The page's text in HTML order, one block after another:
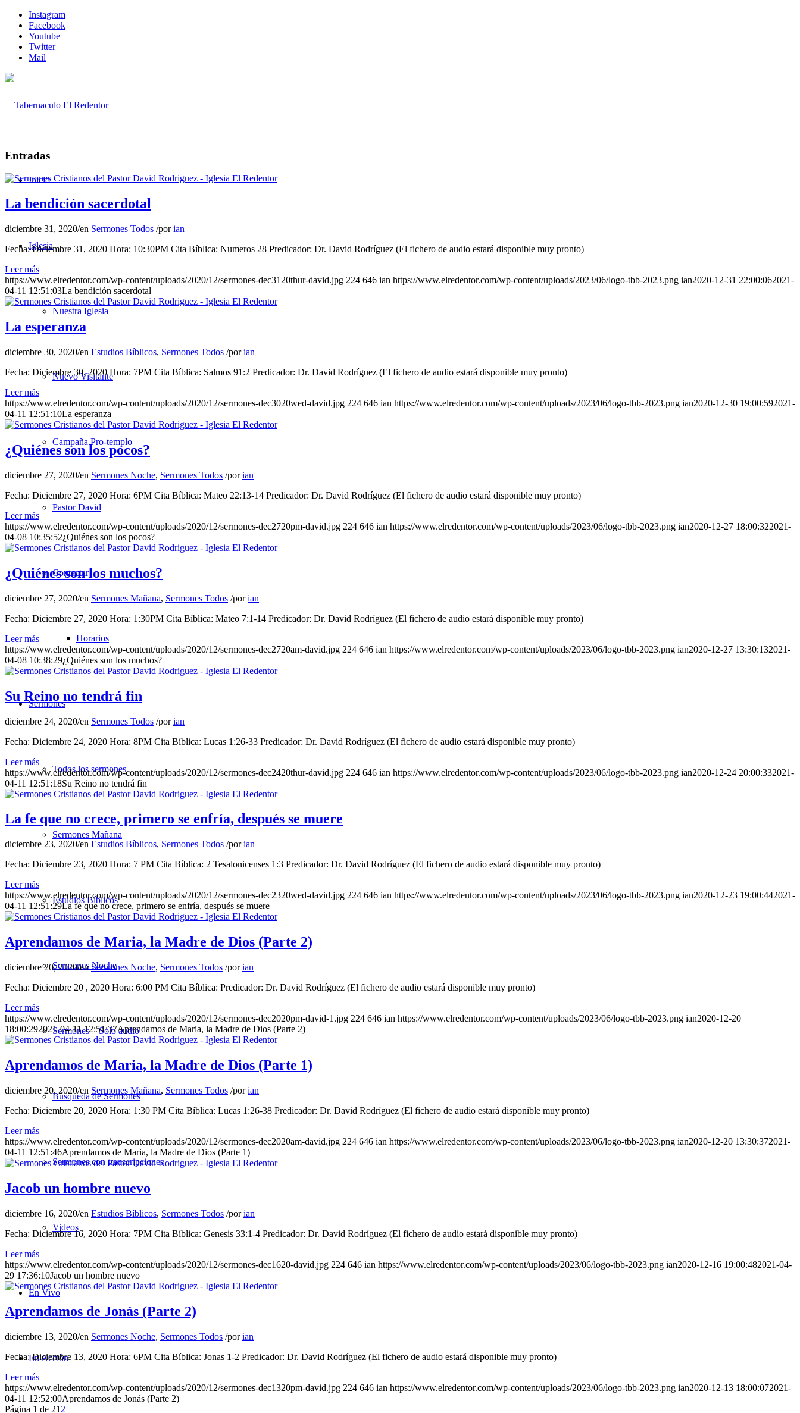
Instagram
Facebook
Youtube
Twitter
Mail
Inicio
Iglesia
Nuestra Iglesia
Nuevo Visitante
Campaña Pro-templo
Pastor David
Contactar
Horarios
Sermones
Todos los sermones
Sermones Mañana
Estudios Bíblicos
Sermones Noche
Sermones – Solo audio
Búsqueda de Sermones
Sermones con transcripciones
Videos
En Vivo
En Acción
Entradas
La bendición sacerdotal
diciembre 31, 2020/en Sermones Todos /porian
Fecha: Diciembre 31, 2020 Hora: 10:30PM Cita Bíblica: Numeros 28 Predicador: Dr. David Rodríguez (El fichero de audio estará disponible muy pronto)
Leer más
https://www.elredentor.com/wp-content/uploads/2020/12/sermones-dec3120thur-david.jpg 224 646 ian https://www.elredentor.com/wp-content/uploads/2023/06/logo-tbb-2023.png ian2020-12-31 22:00:062021-
04-11 12:51:03La bendición sacerdotal
La esperanza
diciembre 30, 2020/en Estudios Bíblicos, Sermones Todos /porian
Fecha: Diciembre 30, 2020 Hora: 7PM Cita Bíblica: Salmos 91:2 Predicador: Dr. David Rodríguez (El fichero de audio estará disponible muy pronto)
Leer más
https://www.elredentor.com/wp-content/uploads/2020/12/sermones-dec3020wed-david.jpg 224 646 ian https://www.elredentor.com/wp-content/uploads/2023/06/logo-tbb-2023.png ian2020-12-30 19:00:592021-
04-11 12:51:10La esperanza
¿Quiénes son los pocos?
diciembre 27, 2020/en Sermones Noche, Sermones Todos /porian
Fecha: Diciembre 27, 2020 Hora: 6PM Cita Bíblica: Mateo 22:13-14 Predicador: Dr. David Rodríguez (El fichero de audio estará disponible muy pronto)
Leer más
https://www.elredentor.com/wp-content/uploads/2020/12/sermones-dec2720pm-david.jpg 224 646 ian https://www.elredentor.com/wp-content/uploads/2023/06/logo-tbb-2023.png ian2020-12-27 18:00:322021-
04-08 10:35:52¿Quiénes son los pocos?
¿Quiénes son los muchos?
diciembre 27, 2020/en Sermones Mañana, Sermones Todos /porian
Fecha: Diciembre 27, 2020 Hora: 1:30PM Cita Bíblica: Mateo 7:1-14 Predicador: Dr. David Rodríguez (El fichero de audio estará disponible muy pronto)
Leer más
https://www.elredentor.com/wp-content/uploads/2020/12/sermones-dec2720am-david.jpg 224 646 ian https://www.elredentor.com/wp-content/uploads/2023/06/logo-tbb-2023.png ian2020-12-27 13:30:132021-
04-08 10:38:29¿Quiénes son los muchos?
Su Reino no tendrá fin
diciembre 24, 2020/en Sermones Todos /porian
Fecha: Diciembre 24, 2020 Hora: 8PM Cita Bíblica: Lucas 1:26-33 Predicador: Dr. David Rodríguez (El fichero de audio estará disponible muy pronto)
Leer más
https://www.elredentor.com/wp-content/uploads/2020/12/sermones-dec2420thur-david.jpg 224 646 ian https://www.elredentor.com/wp-content/uploads/2023/06/logo-tbb-2023.png ian2020-12-24 20:00:332021-
04-11 12:51:18Su Reino no tendrá fin
La fe que no crece, primero se enfría, después se muere
diciembre 23, 2020/en Estudios Bíblicos, Sermones Todos /porian
Fecha: Diciembre 23, 2020 Hora: 7 PM Cita Bíblica: 2 Tesalonicenses 1:3 Predicador: Dr. David Rodríguez (El fichero de audio estará disponible muy pronto)
Leer más
https://www.elredentor.com/wp-content/uploads/2020/12/sermones-dec2320wed-david.jpg 224 646 ian https://www.elredentor.com/wp-content/uploads/2023/06/logo-tbb-2023.png ian2020-12-23 19:00:442021-
04-11 12:51:29La fe que no crece, primero se enfría, después se muere
Aprendamos de Maria, la Madre de Dios (Parte 2)
diciembre 20, 2020/enSermones Noche, Sermones Todos /porian
Fecha: Diciembre 20 , 2020 Hora: 6:00 PM Cita Bíblica: Predicador: Dr. David Rodríguez (El fichero de audio estará disponible muy pronto)
Leer más
https://www.elredentor.com/wp-content/uploads/2020/12/sermones-dec2020pm-david-1.jpg 224 646 ian https://www.elredentor.com/wp-content/uploads/2023/06/logo-tbb-2023.png ian2020-12-20
18:00:292021-04-11 12:51:37Aprendamos de Maria, la Madre de Dios (Parte 2)
Aprendamos de Maria, la Madre de Dios (Parte 1)
diciembre 20, 2020/en Sermones Mañana, Sermones Todos /porian
Fecha: Diciembre 20, 2020 Hora: 1:30 PM Cita Bíblica: Lucas 1:26-38 Predicador: Dr. David Rodríguez (El fichero de audio estará disponible muy pronto)
Leer más
https://www.elredentor.com/wp-content/uploads/2020/12/sermones-dec2020am-david.jpg 224 646 ian https://www.elredentor.com/wp-content/uploads/2023/06/logo-tbb-2023.png ian2020-12-20 13:30:372021-
04-11 12:51:46Aprendamos de Maria, la Madre de Dios (Parte 1)
Jacob un hombre nuevo
diciembre 16, 2020/en Estudios Bíblicos, Sermones Todos /porian
Fecha: Diciembre 16, 2020 Hora: 7PM Cita Bíblica: Genesis 33:1-4 Predicador: Dr. David Rodríguez (El fichero de audio estará disponible muy pronto)
Leer más
https://www.elredentor.com/wp-content/uploads/2020/12/sermones-dec1620-david.jpg 224 646 ian https://www.elredentor.com/wp-content/uploads/2023/06/logo-tbb-2023.png ian2020-12-16 19:00:482021-04-
29 17:36:10Jacob un hombre nuevo
Aprendamos de Jonás (Parte 2)
diciembre 13, 2020/en Sermones Noche, Sermones Todos /porian
Fecha: Diciembre 13, 2020 Hora: 6PM Cita Bíblica: Jonas 1-2 Predicador: Dr. David Rodríguez (El fichero de audio estará disponible muy pronto)
Leer más
https://www.elredentor.com/wp-content/uploads/2020/12/sermones-dec1320pm-david.jpg 224 646 ian https://www.elredentor.com/wp-content/uploads/2023/06/logo-tbb-2023.png ian2020-12-13 18:00:072021-
04-11 12:52:00Aprendamos de Jonás (Parte 2)
Página 1 de 21 2